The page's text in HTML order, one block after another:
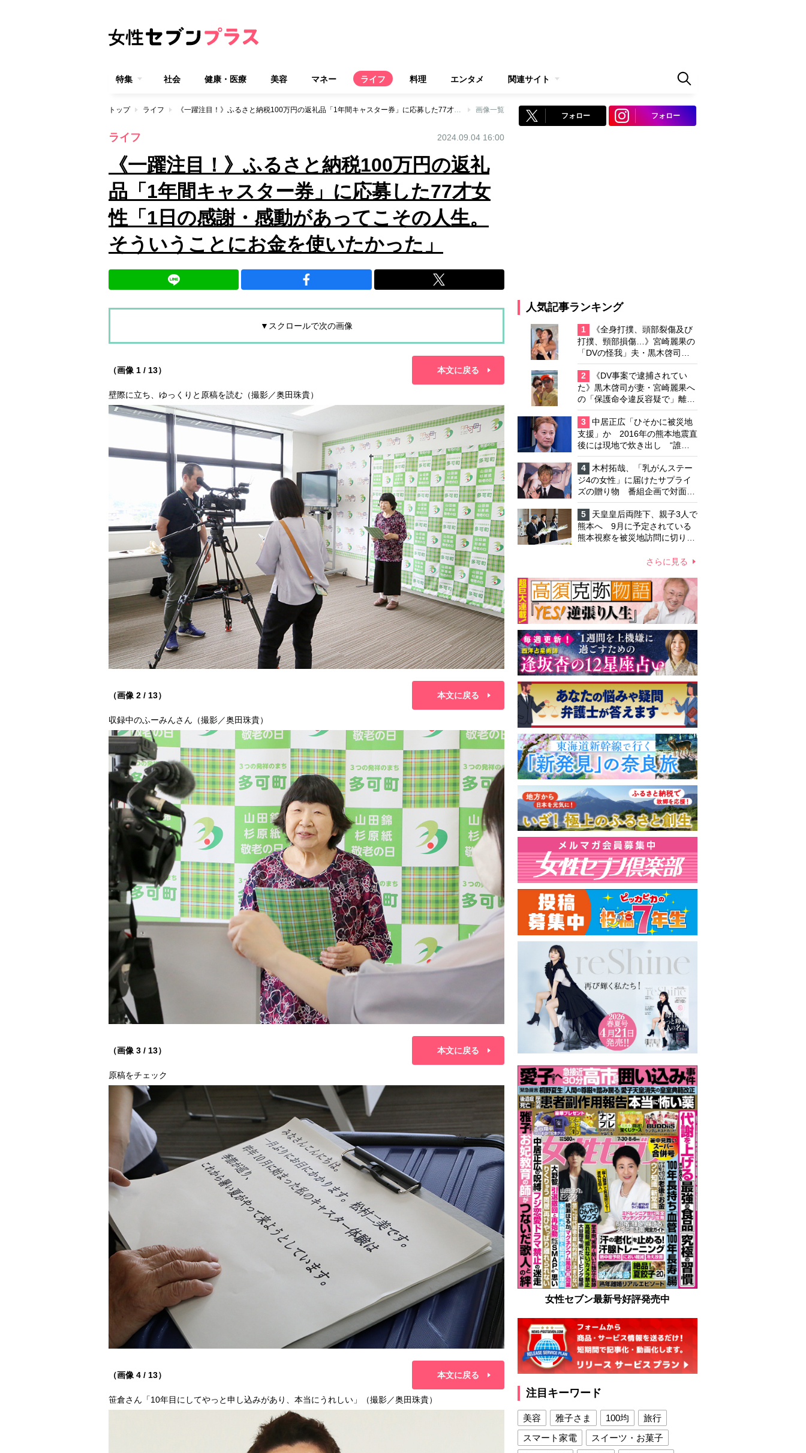
特集 社会 健康・医療 美容 マネー ライフ 料理 エンタメ 関連サイト
トップ ライフ 《一躍注目！》ふるさと納税100万円の返礼品「1年間キャスター券」に応募した77才女性「1日の感謝・感動があってこその人生。そういうことにお金を使いたかった」 画像一覧
ライフ 2024.09.04 16:00
《一躍注目！》ふるさと納税100万円の返礼
品「1年間キャスター券」に応募した77才女
性「1日の感謝・感動があってこその人生。
そういうことにお金を使いたかった」
▼スクロールで次の画像
（画像 1 / 13） 本文に戻る
壁際に立ち、ゆっくりと原稿を読む（撮影／奥田珠貴）
（画像 2 / 13） 本文に戻る
収録中のふーみんさん（撮影／奥田珠貴）
（画像 3 / 13） 本文に戻る
原稿をチェック
（画像 4 / 13） 本文に戻る
笹倉さん「10年目にしてやっと申し込みがあり、本当にうれしい」（撮影／奥田珠貴）
フォロー フォロー
人気記事ランキング
1
《全身打撲、頭部裂傷及び
打撲、頸部損傷…》宮崎麗果の
「DVの怪我」夫・黒木啓司の
逮捕で始まる「夫婦の闘争」
2
《DV事案で逮捕されてい
た》黒木啓司が妻・宮崎麗果へ
の「保護命令違反容疑で」離婚
協議は「第二ステージ」へ
3
中居正広「ひそかに被災地
支援」か 2016年の熊本地震直
後には現地で炊き出し “誰に
も知られなくて良い”と、むし
ろ強まる福祉活動への思い
4
木村拓哉、「乳がんステー
ジ4の女性」に届けたサプライ
ズの贈り物 番組企画で対面し
たファンが、夢と希望を与える
心遣いに「うれしくて号泣しま
した」
5
天皇皇后両陛下、親子3人で
熊本へ 9月に予定されている
熊本視察を被災地訪問に切り替
夫妻から受け継ぐ“国民への寄
さらに見る
女性セブン最新号好評発売中
注目キーワード
美容 雅子さま 100均
旅行
スマート家電
スイーツ・お菓子